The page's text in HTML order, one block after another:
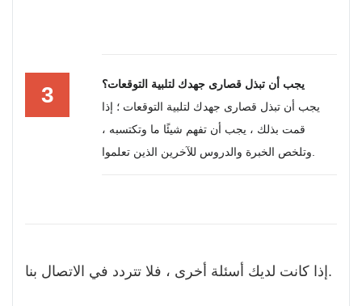
3
يجب أن تبذل قصارى جهدك لتلبية التوقعات؟
يجب أن تبذل قصارى جهدك لتلبية التوقعات ؛ إذا
قمت بذلك ، يجب أن تفهم شيئًا ما وتكتسبه ،
إذا كانت لديك أسئلة أخرى ، فلا تتردد في الاتصال بنا.